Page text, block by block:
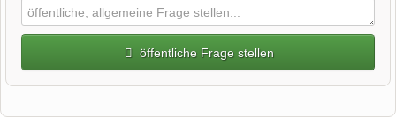
öffentliche Frage stellen